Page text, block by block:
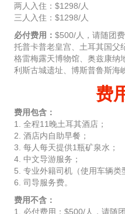
两人入住：$1298/人
三人入住：$1298/人
必付费用： $500/人，请随团
托普卡普老皇宫、土耳其国父
格雷梅露天博物馆、奥兹康纳
利斯古城遗址、博斯普鲁斯海
费
费用包含：
1. 全程11晚土耳其酒店；
2. 酒店内自助早餐；
3. 每人每天提供1瓶矿泉水；
4. 中文导游服务；
5. 专业外籍司机（使用车辆类
6. 司导服务费。
费用不含：
1. 必付费用：$500/人，请随